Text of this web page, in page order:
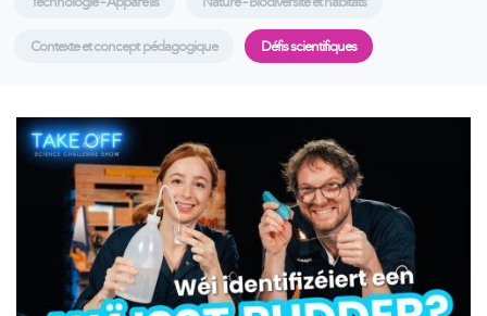
Contexte et concept pédagogique Défis scientifiques